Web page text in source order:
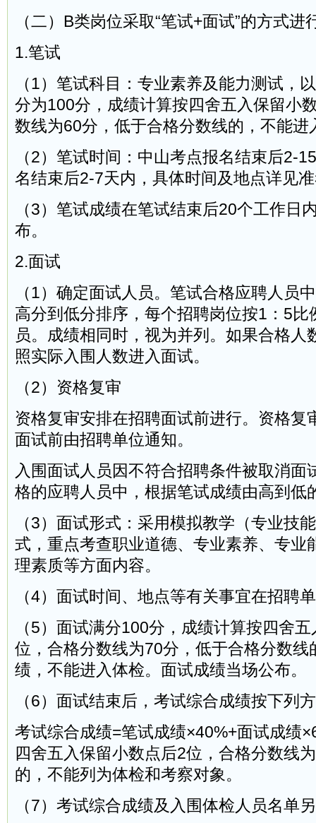
（二）B类岗位采取“笔试+面试”的方式进
1.笔试
（1）笔试科目：专业素养及能力测试，
分为100分，成绩计算按四舍五入保留小
数线为60分，低于合格分数线的，不能进
（2）笔试时间：中山考点报名结束后2-
名结束后2-7天内，具体时间及地点详见
（3）笔试成绩在笔试结束后20个工作日
布。
2.面试
（1）确定面试人员。笔试合格应聘人员
高分到低分排序，每个招聘岗位按1：5比
员。成绩相同时，视为并列。如果合格人
照实际入围人数进入面试。
（2）资格复审
资格复审安排在招聘面试前进行。资格复
面试前由招聘单位通知。
入围面试人员因不符合招聘条件被取消面
格的应聘人员中，根据笔试成绩由高到低
（3）面试形式：采用模拟教学（专业技
式，重点考查职业道德、专业素养、专业
理素质等方面内容。
（4）面试时间、地点等有关事宜在招聘
（5）面试满分100分，成绩计算按四舍
位，合格分数线为70分，低于合格分数线
绩，不能进入体检。面试成绩当场公布。
（6）面试结束后，考试综合成绩按下列
考试综合成绩=笔试成绩×40%+面试成绩
四舍五入保留小数点后2位，合格分数线
的，不能列为体检和考察对象。
（7）考试综合成绩及入围体检人员名单